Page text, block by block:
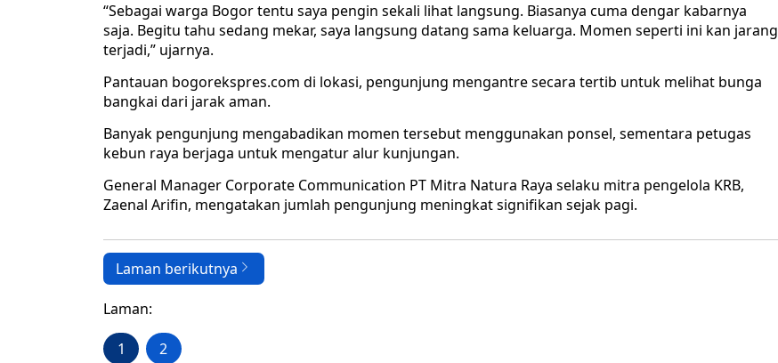
“Sebagai warga Bogor tentu saya pengin sekali lihat langsung. Biasanya cuma dengar kabarnya
saja. Begitu tahu sedang mekar, saya langsung datang sama keluarga. Momen seperti ini kan jarang
terjadi,” ujarnya.
Pantauan bogorekspres.com di lokasi, pengunjung mengantre secara tertib untuk melihat bunga
bangkai dari jarak aman.
Banyak pengunjung mengabadikan momen tersebut menggunakan ponsel, sementara petugas
kebun raya berjaga untuk mengatur alur kunjungan.
General Manager Corporate Communication PT Mitra Natura Raya selaku mitra pengelola KRB,
Zaenal Arifin, mengatakan jumlah pengunjung meningkat signifikan sejak pagi.
Laman berikutnya
Laman:
1 2